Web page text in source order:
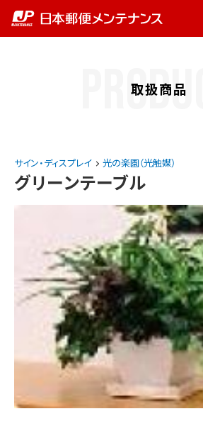
PRODUCT
取扱商品
サイン・ディスプレイ
光の楽園（光触媒）
グリーンテーブル